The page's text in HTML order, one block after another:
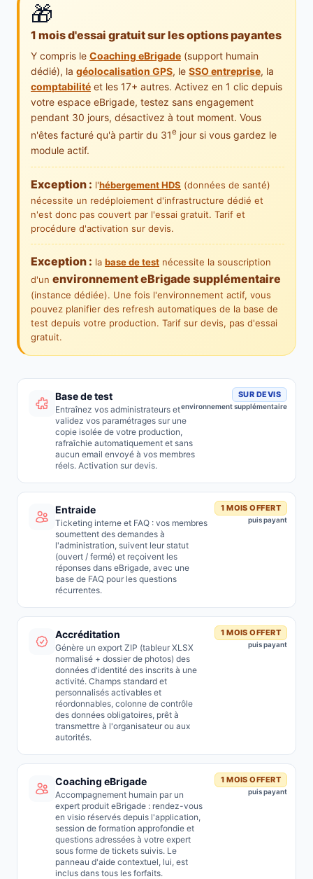
🎁
1 mois d'essai gratuit sur les options payantes
Y compris le Coaching eBrigade (support humain
dédié), la géolocalisation GPS, le SSO entreprise, la
comptabilité et les 17+ autres. Activez en 1 clic depuis
votre espace eBrigade, testez sans engagement
pendant 30 jours, désactivez à tout moment. Vous
n'êtes facturé qu'à partir du 31e jour si vous gardez le
module actif.
Exception : l'hébergement HDS (données de santé)
nécessite un redéploiement d'infrastructure dédié et
n'est donc pas couvert par l'essai gratuit. Tarif et
procédure d'activation sur devis.
Exception : la base de test nécessite la souscription
d'un environnement eBrigade supplémentaire
(instance dédiée). Une fois l'environnement actif, vous
pouvez planifier des refresh automatiques de la base de
test depuis votre production. Tarif sur devis, pas d'essai
gratuit.
Base de test
Entraînez vos administrateurs et
validez vos paramétrages sur une
copie isolée de votre production,
rafraîchie automatiquement et sans
aucun email envoyé à vos membres
réels. Activation sur devis.
SUR DEVIS
environnement supplémentaire
Entraide
Ticketing interne et FAQ : vos membres
soumettent des demandes à
l'administration, suivent leur statut
(ouvert / fermé) et reçoivent les
réponses dans eBrigade, avec une
base de FAQ pour les questions
récurrentes.
1 MOIS OFFERT
puis payant
Accréditation
Génère un export ZIP (tableur XLSX
normalisé + dossier de photos) des
données d'identité des inscrits à une
activité. Champs standard et
personnalisés activables et
réordonnables, colonne de contrôle
des données obligatoires, prêt à
transmettre à l'organisateur ou aux
autorités.
1 MOIS OFFERT
puis payant
Coaching eBrigade
Accompagnement humain par un
expert produit eBrigade : rendez-vous
en visio réservés depuis l'application,
session de formation approfondie et
questions adressées à votre expert
sous forme de tickets suivis. Le
panneau d'aide contextuel, lui, est
inclus dans tous les forfaits.
1 MOIS OFFERT
puis payant